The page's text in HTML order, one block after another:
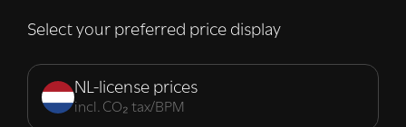
Select your preferred price display
NL-license prices
incl. CO₂ tax/BPM
van hun diensten. Lees verder
Strikt
noodzakelijk
Prestatie Targeting